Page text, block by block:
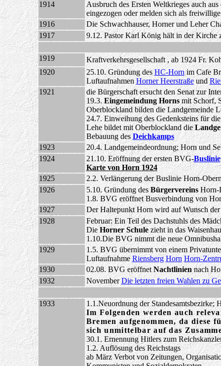
1914
Ausbruch des Ersten Weltkrieges auch
eingezogen oder melden sich als
1916
Die Schwachhauser, Horner und Leher
1917
9.12. Pastor Karl König hält in der Kirche
1919
Kraftverkehrsgesellschaft , ab 1924 Fr.
1920
25.10. Gründung desHC-Hornim Cafe
LuftaufnahmenHorner Heerstraßeund
1921
die Bürgerschaft ersucht den Senat zur
19.3.Eingemeindung Hornsmit Schorf,
Oberblockland bilden die Landgemeinde
24.7. Einweihung des Gedenksteins für
Lehe bildet mit Oberblockland die
Bebauung desDeichkamps
1923
20.4. Landgemeindeordnung; Horn und
1924
21.10. Eröffnung der ersten BVG-Buslinie
Karte von Horn 1924
1925
2.2. Verlängerung der Buslinie Horn-
1926
5.10. Gründung desBürgervereinsHorn-
1.8. BVG eröffnet Busverbindung von
1927
Der Haltepunkt Horn wird auf Wunsch
1928
Februar: Ein Teil des Dachstuhls des
DieHorner Schulezieht in das
1.10.Die BVG nimmt die neue
1929
1.5. BVG übernimmt von einem
Luftaufnahme Riensberg Horn Horn-
1930
02.08. BVG eröffnet Nachtliniennach
1932
NovemberDie letzten freien Wahlen zu
1933
1.1.Neuordnung der Standesamtsbezirke;
Im Folgenden werden auch
Bremen aufgenommen, da diese
sich unmittelbar auf das
30.1. Ernennung Hitlers zum
1.2. Auflösung des Reichstags
ab März Verbot von Zeitungen,